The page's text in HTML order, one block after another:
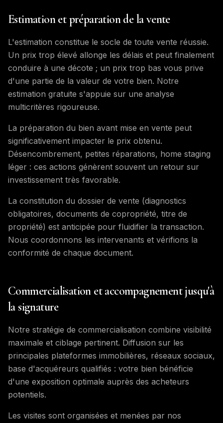
Estimation et préparation de la vente
L'estimation constitue le socle de toute vente réussie.
Un prix trop élevé allonge les délais et peut finalement
conduire à une décote ; un prix trop bas vous prive
d'une partie de la valeur de votre bien. Notre
estimation gratuite s'appuie sur une analyse
multicritères rigoureuse.
La préparation du bien avant mise en vente peut
significativement impacter le prix obtenu.
Désencombrement, petites réparations, home staging
léger : ces actions génèrent souvent un retour sur
investissement très favorable.
La constitution du dossier de vente (diagnostics
obligatoires, documents de copropriété, titre de
propriété) est anticipée pour fluidifier la transaction.
Nous coordonnons les intervenants et vérifions la
conformité de chaque document.
Commercialisation et accompagnement jusqu'à
la signature
Notre stratégie de commercialisation combine visibilité
maximale et ciblage pertinent. Diffusion sur les
principales plateformes immobilières, réseaux sociaux,
base d'acquéreurs qualifiés : votre bien bénéficie
d'une exposition optimale auprès des acheteurs
potentiels.
Les visites sont organisées et menées par nos